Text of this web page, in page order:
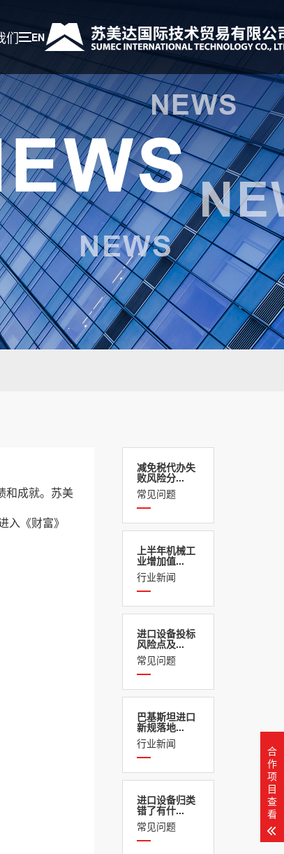
们 EN
减免税代办失
败风险分...
常见问题
上半年机械工
业增加值...
行业新闻
进口设备投标
风险点及...
常见问题
巴基斯坦进口
新规落地...
行业新闻
进口设备归类
错了有什...
常见问题
和成就。苏美
入《财富》
合
作
项
目
查
看